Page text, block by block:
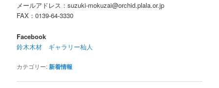
メールアドレス：suzuki-mokuzai@orchid.plala.or.jp
FAX：0139-64-3330
Facebook
鈴木木材 ギャラリー杣人
カテゴリー:新着情報